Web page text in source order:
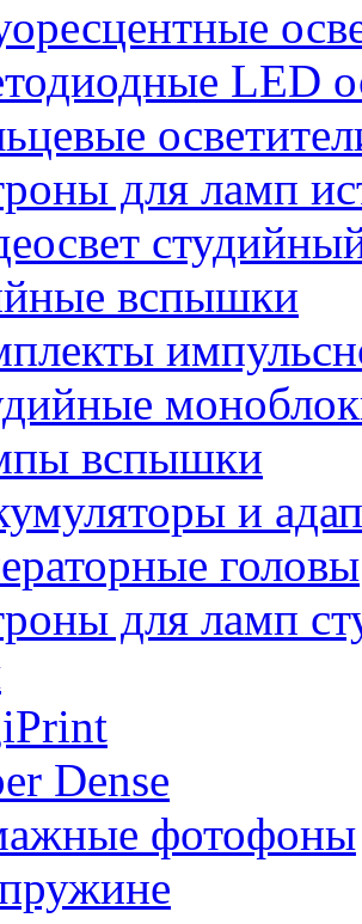
LED
для ламп
вспышки
вспышки
и
головы
для ламп
Dense
фотофоны